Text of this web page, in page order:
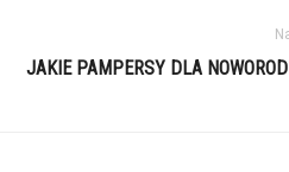
JAKIE PAMPERSY DLA